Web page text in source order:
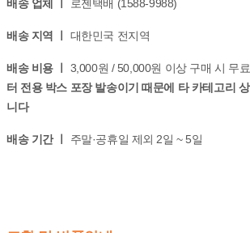
배송 업체 ㅣ 로젠택배 (1588-9988)
배송 지역 ㅣ 대한민국 전지역
배송 비용 ㅣ 3,000원 / 50,000원 이상 구매 시 무
터 전용 박스 포장 발송이기 때문에 타 카테고리
니다
배송 기간 ㅣ 주말·공휴일 제외 2일 ~ 5일